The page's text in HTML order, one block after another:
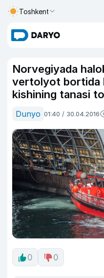
Toshkent
Norvegiyada
vertolyot bortida
kishining tanasi
Dunyo 01:40 / 30.04.2016
0 0